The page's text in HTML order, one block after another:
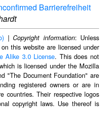
Barrierefreiheit
|Copyright information: Unless
this website are licensed under
Alike 3.0 License. This does not
is licensed under the Mozilla
"The Document Foundation" are
registered owners or are in
countries. Their respective logos
copyright laws. Use thereof is